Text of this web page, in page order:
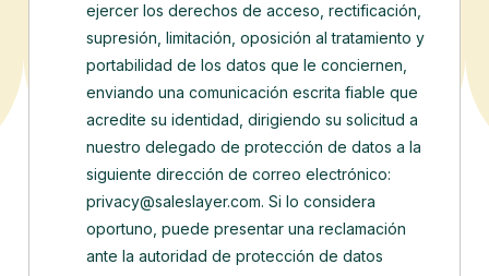
ejercer los derechos de acceso, rectificación,
supresión, limitación, oposición al tratamiento y
portabilidad de los datos que le conciernen,
enviando una comunicación escrita fiable que
acredite su identidad, dirigiendo su solicitud a
nuestro delegado de protección de datos a la
siguiente dirección de correo electrónico:
privacy@saleslayer.com. Si lo considera
oportuno, puede presentar una reclamación
ante la autoridad de protección de datos